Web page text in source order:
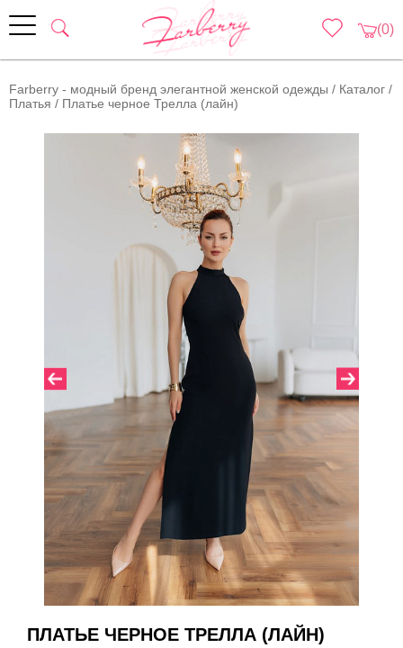
(0)
Farberry - модный бренд элегантной женской одежды / Каталог /
Платья / Платье черное Трелла (лайн)
ПЛАТЬЕ ЧЕРНОЕ ТРЕЛЛА (ЛАЙН)